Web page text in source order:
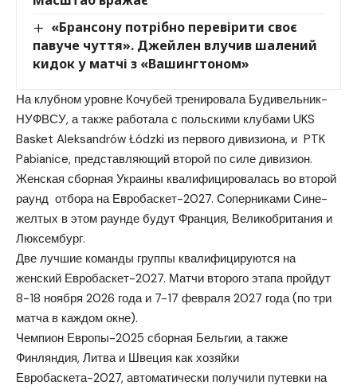
«Брансону потрібно перевірити своє
павуче чуття». Джейлен влучив шалений
кидок у матчі з «Вашингтоном»
На клубном уровне Кочубей тренировала Будивельник-
НУФВСУ, а также работала с польскими клубами UKS
Basket Aleksandrów Łódzki из первого дивизиона, и PTK
Pabianice, представляющий второй по силе дивизион.
Женская сборная Украины квалифицировалась во второй
раунд отбора на Евробаскет-2027. Соперниками Сине-
желтых в этом раунде будут Франция, Великобритания и
Люксембург.
Две лучшие команды группы квалифицируются на
женский Евробаскет-2027. Матчи второго этапа пройдут
8-18 ноября 2026 года и 7-17 февраля 2027 года (по три
матча в каждом окне).
Чемпион Европы-2025 сборная Бельгии, а также
Финляндия, Литва и Швеция как хозяйки
Евробаскета-2027, автоматически получили путевки на